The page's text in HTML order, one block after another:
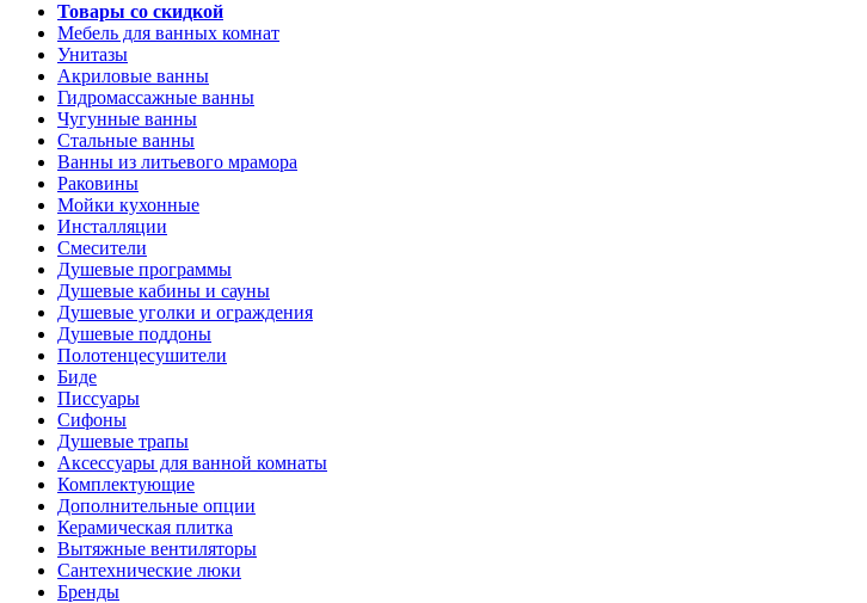
Товары со скидкой
Мебель для ванных комнат
Унитазы
Акриловые ванны
Гидромассажные ванны
Чугунные ванны
Стальные ванны
Ванны из литьевого мрамора
Раковины
Мойки кухонные
Инсталляции
Смесители
Душевые программы
Душевые кабины и сауны
Душевые уголки и ограждения
Душевые поддоны
Полотенцесушители
Биде
Писсуары
Сифоны
Душевые трапы
Аксессуары для ванной комнаты
Комплектующие
Дополнительные опции
Керамическая плитка
Вытяжные вентиляторы
Сантехнические люки
Бренды